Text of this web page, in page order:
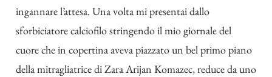
ingannare l’attesa. Una volta mi presentai dallo
sforbiciatore calciofilo stringendo il mio giornale del
cuore che in copertina aveva piazzato un bel primo piano
della mitragliatrice di Zara Arijan Komazec, reduce da uno